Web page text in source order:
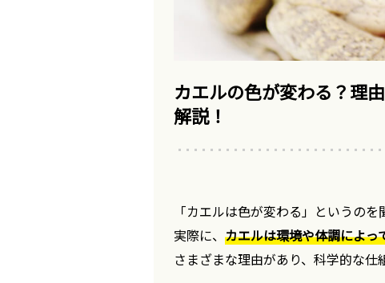
カエルの色が変わる？理
解説！
「カエルは色が変わる」というの
実際に、 カエルは環境や体調によっ
さまざまな理由があり、科学的な仕